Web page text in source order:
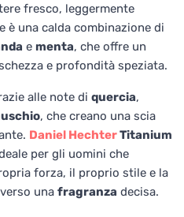
fresco, leggermente
è una calda combinazione di
e menta, che offre un
e profondità speziata.
alle note di quercia,
, che creano una scia
Daniel HechterTitanium
per gli uomini che
forza, il proprio stile e la
una fragranza decisa.